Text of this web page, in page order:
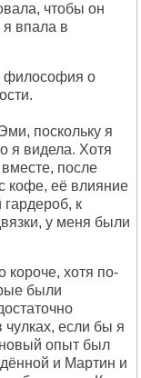
чтобы он
впала в
философия о
поскольку я
я видела. Хотя
после
кофе, её влияние
к
у меня были
короче, хотя по-
были
чулках, если бы я
опыт был
и Мартин и